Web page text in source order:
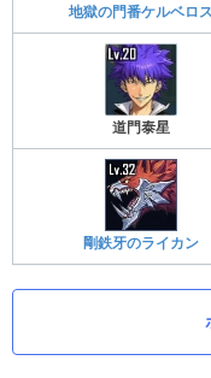
地獄の門番ケルベロス
道門泰星
剛鉄牙のライカン